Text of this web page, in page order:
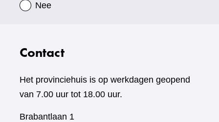
Nee
Contact
Het provinciehuis is op werkdagen geopend
van 7.00 uur tot 18.00 uur.
Brabantlaan 1